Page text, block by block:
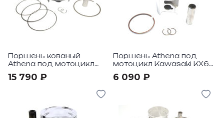
Поршень кованый
Athena под мотоцикл
15 790 ₽
Поршень Athena под
мотоцикл Kawasaki KX65
6 090 ₽